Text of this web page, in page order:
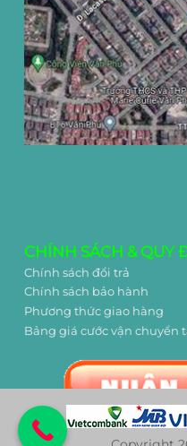
CHÍNH SÁCH & QUY
Chính sách đổi trả
Chính sách bảo hành
Phương thức giao hàng
Bảng giá cước vận chuyển